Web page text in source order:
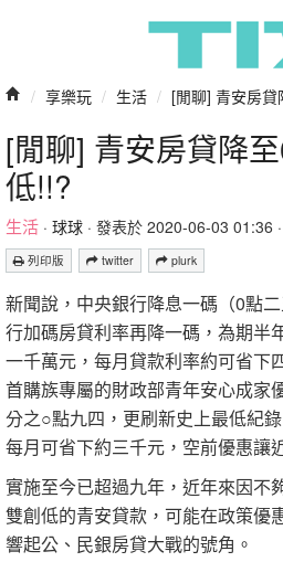
/ 享樂玩 / 生活 / [閒聊] 青安房
[閒聊] 青安房貸降
低!!?
生活 · 球球 · 發表於 2020-06-03 01:36 ·
列印版 twitter plurk
新聞說，中央銀行降息一碼（0點
行加碼房貸利率再降一碼，為期半
一千萬元，每月貸款利率約可省下
首購族專屬的財政部青年安心成家
分之○點九四，更刷新史上最低紀
每月可省下約三千元，空前優惠讓
實施至今已超過九年，近年來因不
雙創低的青安貸款，可能在政策優
響起公、民銀房貸大戰的號角。